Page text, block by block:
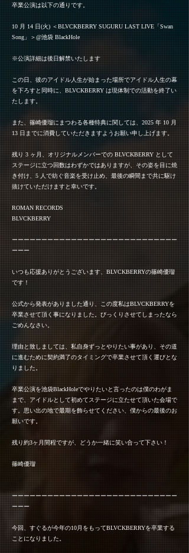
卒業公演は以下の通りです。
10 ⽉ 14 ⽇(⽕) ＜BLVCKBERRY SUGURU LAST LIVE「Swan
Song」＞@池袋 BlackHole
※公演詳細は後⽇解禁いたします
この⽇、彼のアイドル⼈⽣が始まった場所でアイドル⼈⽣の幕
を下ろすと同時に、BLVCKBERRY は現体制での活動を終了い
たします。
また、篠崎優瑠にまつわる各種特典に関しては、2025 年 10 ⽉
13 ⽇までに消費していただきますようお願い申し上げます。
残り 3 ヶ⽉、オリジナルメンバーでの BLVCKBERRY として
ステージに⽴つ回数はわずかではありますが、その姿を⽬に焼
き付け、5 ⼈で紡ぐ⾳楽を受け⽌め、最後の瞬間まで共に駆け
抜けていただけますと幸いです。
ROMAN RECORDS
BLVCKBERRY
ーーーーーーーーーーーーーーーーーーーーーーーーーーーー
ーーー
いつも応援ありがとうございます、BLVCKBERRYの篠崎優瑠
です！
公式から発表がありました通り、この度私はBLVCKBERRYを
卒業させて頂く事になりました。びっくりさせてしまったなら
ごめんなさい。
理由と致しましては、私自身ずっとやりたい事があり、その道
に進むために契約満了のタイミングで卒業させて頂く運びとな
りました。
卒業公演を池袋BlackHoleでやりたいと言ったのは僕のわがま
まで、アイドルとして初めてステージに立たせて頂いた会場で
す。思い出の地で最期を飾らせてください、僕からの最後のお
願いです。
残り約3ヶ月間程ですが、どうか一緒に笑い合って下さい！
篠崎優瑠
ーーーーーーーーーーーーーーーーーーーーーーーーーーーー
ーーー
今回、すぐるが今年の10月をもってBLVCKBERRYを卒業する
ことになりました。